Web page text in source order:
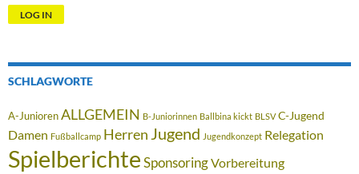
SCHLAGWORTE
A-Junioren ALLGEMEIN B-Juniorinnen Ballbina kickt BLSV C-Jugend
Damen Fußballcamp Herren Jugend Jugendkonzept Relegation
SpielberichteSponsoringVorbereitung